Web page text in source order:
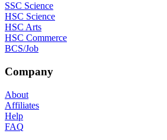
SSC Science
HSC Science
HSC Arts
HSC Commerce
BCS/Job
Company
About
Affiliates
Help
FAQ